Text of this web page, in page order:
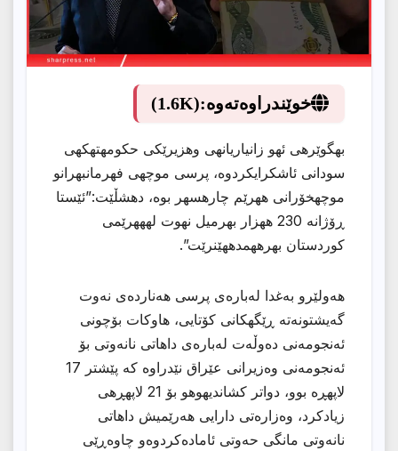
خوێندراوەتەوە:(1.6K)
بهگوێرهى ئهو زانیاریانهى وهزیرێكى حكومهتهكهى
سودانى ئاشكرایكردوه، پرسى موچهى فهرمانبهرانو
موچهخۆرانى ههرێم چارهسهر بوه، دهشڵێت:”ئێستا
ڕۆژانه 230 ههزار بهرمیل نهوت لهههرێمى
كوردستان بهرههمدههێنرێت”.
هەولێرو بەغدا لەبارەی پرسی هەناردەی نەوت
گەیشتونەتە ڕێگهكانى كۆتایی، هاوکات بۆچونی
ئەنجومەنی دەوڵەت لەبارەی داهاتی نانەوتی بۆ
ئەنجومەنی وەزیرانی عێراق نێدراوە كه پێشتر 17
لاپهڕه بوو، دواتر كشاندیهوهو بۆ 21 لاپهڕهى
زیادكرد، وەزارەتی دارایی هەرێمیش داهاتی
نانەوتی مانگی حەوتی ئامادەکردوەو چاوەڕێی